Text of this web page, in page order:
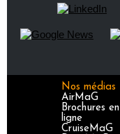
Nos médias
AirMaG
Brochures en
ligne
CruiseMaG